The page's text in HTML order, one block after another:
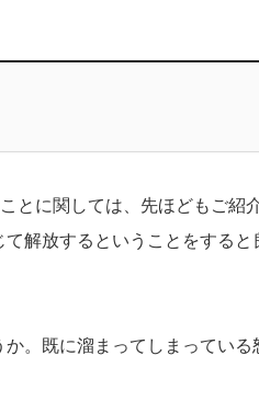
とに関しては、先ほどもご紹
解放するということをすると
。既に溜まってしまっている